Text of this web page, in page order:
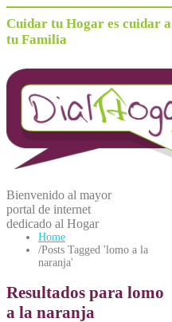
Cuidar tu Hogar es cuidar a
tu Familia
Bienvenido al mayor
portal de internet
dedicado al Hogar
Home
/Posts Tagged 'lomo a la
naranja'
Resultados para lomo
a la naranja